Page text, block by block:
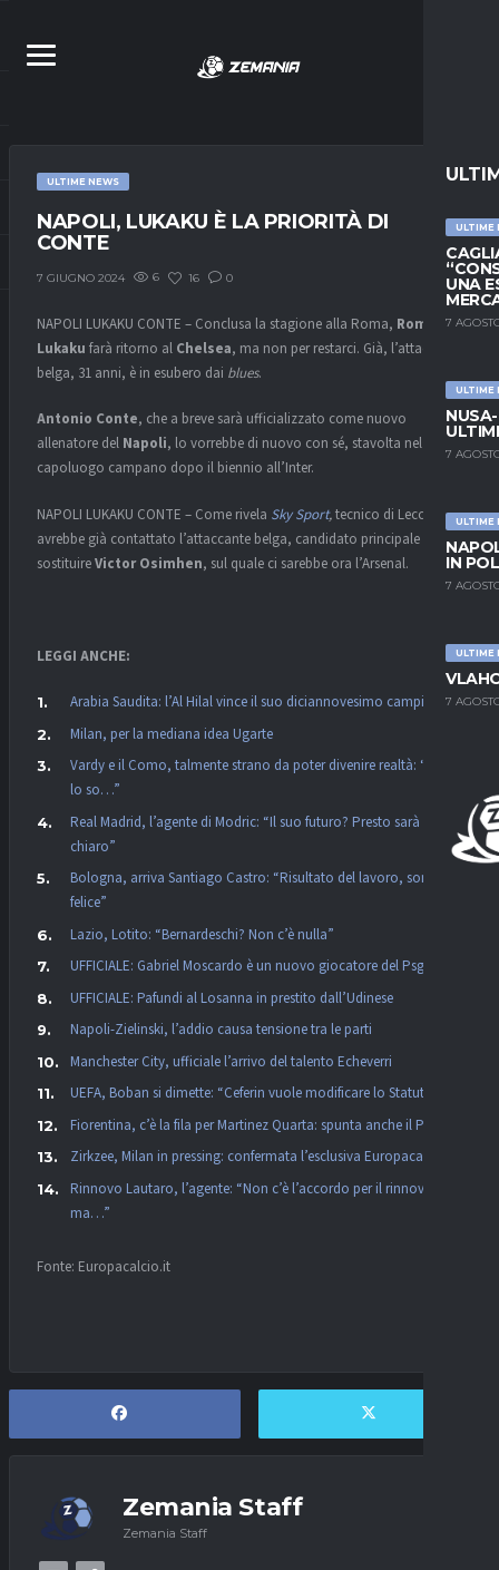
ULTIME
UNA
7
ULTIME
7
ULTIME
IN
7
ULTIME
7
ULTIME NEWS
NAPOLI, LUKAKU È LA PRIORITÀ DI
CONTE
7 GIUGNO 2024 6 16 0
NAPOLI LUKAKU CONTE – Conclusa la stagione alla Roma, Romelu
Lukaku farà ritorno al Chelsea, ma non per restarci. Già, l’attaccante
belga, 31 anni, è in esubero dai blues.
Antonio Conte, che a breve sarà ufficializzato come nuovo
allenatore del Napoli, lo vorrebbe di nuovo con sé, stavolta nel
capoluogo campano dopo il biennio all’Inter.
NAPOLI LUKAKU CONTE – Come rivela Sky Sport,tecnico di Lecce
avrebbe già contattato l’attaccante belga, candidato principale a
sostituireVictor Osimhen, sul quale ci sarebbe ora l’Arsenal.
LEGGI ANCHE:
Arabia Saudita: l’Al Hilal vince il suo diciannovesimo campionato
Milan, per la mediana idea Ugarte
Vardy e il Como, talmente strano da poter divenire realtà: “Non
lo so…”
Real Madrid, l’agente di Modric: “Il suo futuro? Presto sarà
chiaro”
Bologna, arriva Santiago Castro: “Risultato del lavoro, sono
felice”
Lazio, Lotito: “Bernardeschi? Non c’è nulla”
UFFICIALE: Gabriel Moscardo è un nuovo giocatore del Psg
UFFICIALE: Pafundi al Losanna in prestito dall’Udinese
Napoli-Zielinski, l’addio causa tensione tra le parti
Manchester City, ufficiale l’arrivo del talento Echeverri
UEFA, Boban si dimette: “Ceferin vuole modificare lo Statuto”
Fiorentina, c’è la fila per Martinez Quarta: spunta anche il PSG
Zirkzee, Milan in pressing: confermata l’esclusiva Europacalcio!
Rinnovo Lautaro, l’agente: “Non c’è l’accordo per il rinnovo,
ma…”
Fonte: Europacalcio.it
Zemania Staff
Zemania Staff